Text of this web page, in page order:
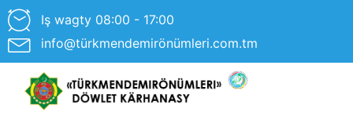
Iş wagty 08:00 - 17:00
info@türkmendemirönümleri.com.tm